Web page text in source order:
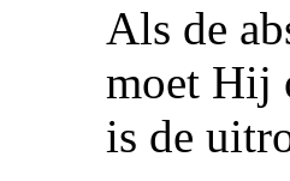
Als de
moet Hij
is de